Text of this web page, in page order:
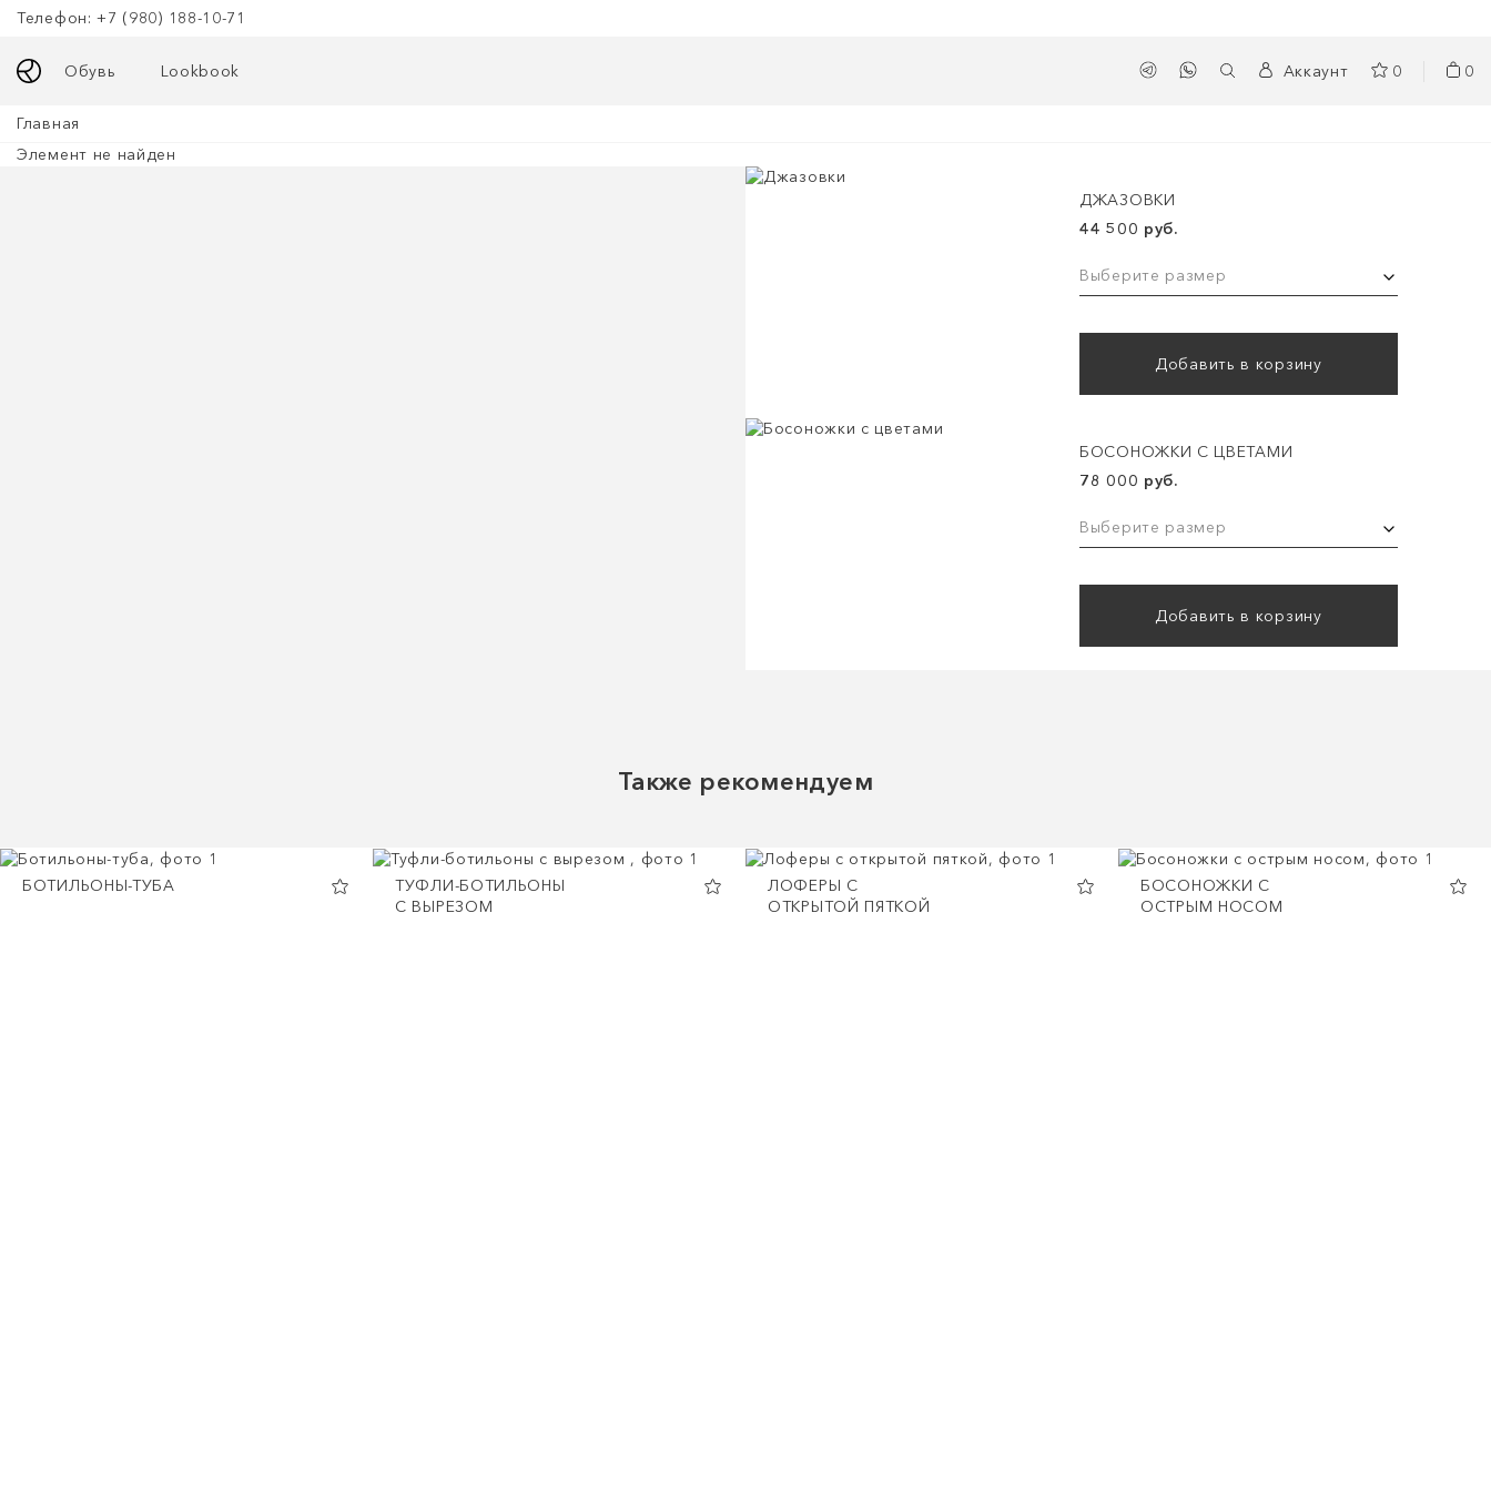
Телефон: +7 (980) 188-10-71
Обувь Lookbook Аккаунт 0 0
Главная
Элемент не найден
ДЖАЗОВКИ
44 500 руб.
Выберите размер
Добавить в корзину
БОСОНОЖКИ С ЦВЕТАМИ
78 000 руб.
Выберите размер
Добавить в корзину
Также рекомендуем
БОТИЛЬОНЫ-ТУБА
ТУФЛИ-БОТИЛЬОНЫ
С ВЫРЕЗОМ
ЛОФЕРЫ С
ОТКРЫТОЙ ПЯТКОЙ
БОСОНОЖКИ С
ОСТРЫМ НОСОМ